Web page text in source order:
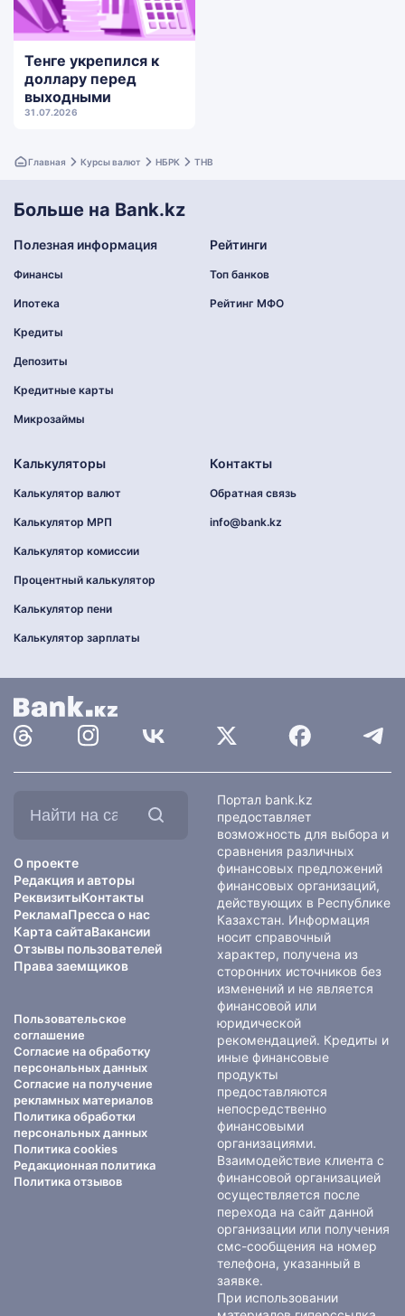
Тенге укрепился к
доллару перед
выходными
31.07.2026
Главная Курсы валют НБРК THB
Больше на Bank.kz
Полезная информация
Финансы
Ипотека
Кредиты
Депозиты
Кредитные карты
Микрозаймы
Рейтинги
Топ банков
Рейтинг МФО
Калькуляторы
Калькулятор валют
Калькулятор МРП
Калькулятор комиссии
Процентный калькулятор
Калькулятор пени
Калькулятор зарплаты
Контакты
Обратная связь
info@bank.kz
О проекте
Редакция и авторы
РеквизитыКонтакты
РекламаПресса о нас
Карта сайтаВакансии
Отзывы пользователей
Права заемщиков
Пользовательское
соглашение
Согласие на обработку
персональных данных
Согласие на получение
рекламных материалов
Политика обработки
персональных данных
Политика cookies
Редакционная политика
Политика отзывов
Портал bank.kz
предоставляет
возможность для выбора и
сравнения различных
финансовых предложений
финансовых организаций,
действующих в Республике
Казахстан. Информация
носит справочный
характер, получена из
сторонних источников без
изменений и не является
финансовой или
юридической
рекомендацией. Кредиты и
иные финансовые
продукты
предоставляются
непосредственно
финансовыми
организациями.
Взаимодействие клиента с
финансовой организацией
осуществляется после
перехода на сайт данной
организации или получения
смс-сообщения на номер
телефона, указанный в
заявке.
При использовании